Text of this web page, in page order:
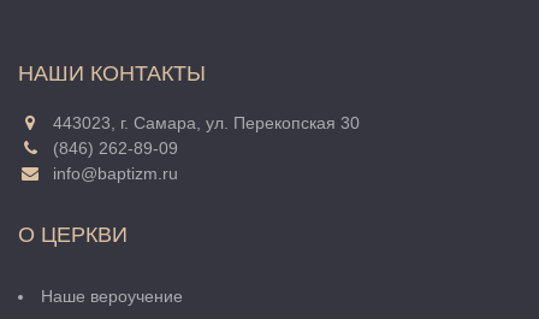
НАШИ КОНТАКТЫ
443023, г. Самара, ул. Перекопская 30
(846) 262-89-09
info@baptizm.ru
О ЦЕРКВИ
Наше вероучение